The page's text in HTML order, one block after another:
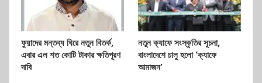
ফুয়াদের মন্তব্য ঘিরে নতুন বিতর্ক,
এবার এল শত কোটি টাকার ক্ষতিপূরণ
দাবি
নতুন ক্যাফে সংস্কৃতির সূচনা,
বাংলাদেশে চালু হলো ‘ক্যাফে
আমাজন’